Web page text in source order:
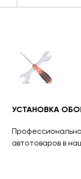
УСТАНОВКА
автотоваров в